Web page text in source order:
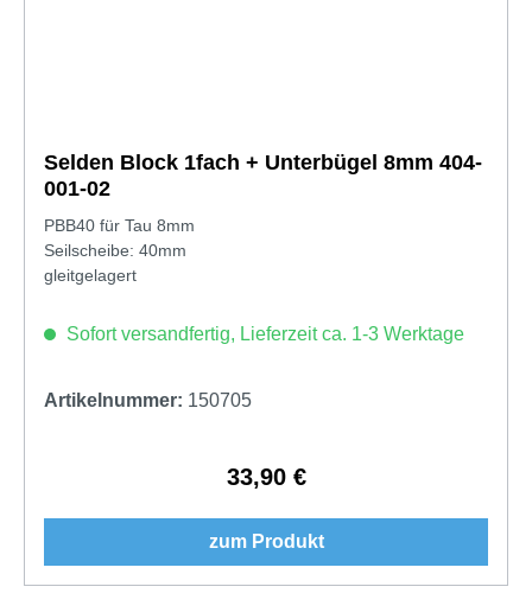
Selden Block 1fach + Unterbügel 8mm 404-
001-02
PBB40 für Tau 8mm
Seilscheibe: 40mm
gleitgelagert
Sofort versandfertig, Lieferzeit ca. 1-3 Werktage
Artikelnummer: 150705
Regulärer Preis:
33,90 €
zum Produkt